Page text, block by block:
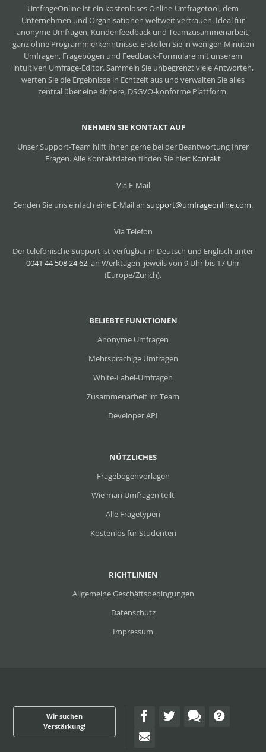
UmfrageOnline ist ein kostenloses Online-Umfragetool, dem
Unternehmen und Organisationen weltweit vertrauen. Ideal für
anonyme Umfragen, Kundenfeedback und Teamzusammenarbeit,
ganz ohne Programmierkenntnisse. Erstellen Sie in wenigen Minuten
Umfragen, Fragebögen und Feedback-Formulare mit unserem
intuitiven Umfrage-Editor. Sammeln Sie unbegrenzt viele Antworten,
werten Sie die Ergebnisse in Echtzeit aus und verwalten Sie alles
zentral über eine sichere, DSGVO-konforme Plattform.
RICHTLINIEN
Allgemeine Geschäftsbedingungen
Datenschutz
Impressum
NÜTZLICHES
Fragebogenvorlagen
Wie man Umfragen teilt
Alle Fragetypen
Kostenlos für Studenten
BELIEBTE FUNKTIONEN
Anonyme Umfragen
Mehrsprachige Umfragen
White-Label-Umfragen
Zusammenarbeit im Team
Developer API
NEHMEN SIE KONTAKT AUF
Unser Support-Team hilft Ihnen gerne bei der Beantwortung Ihrer
Fragen. Alle Kontaktdaten finden Sie hier: Kontakt
Via E-Mail
Senden Sie uns einfach eine E-Mail an support@umfrageonline.com.
Via Telefon
Der telefonische Support ist verfügbar in Deutsch und Englisch unter
0041 44 508 24 62, an Werktagen, jeweils von 9 Uhr bis 17 Uhr
(Europe/Zurich).
Wir suchen
Verstärkung!